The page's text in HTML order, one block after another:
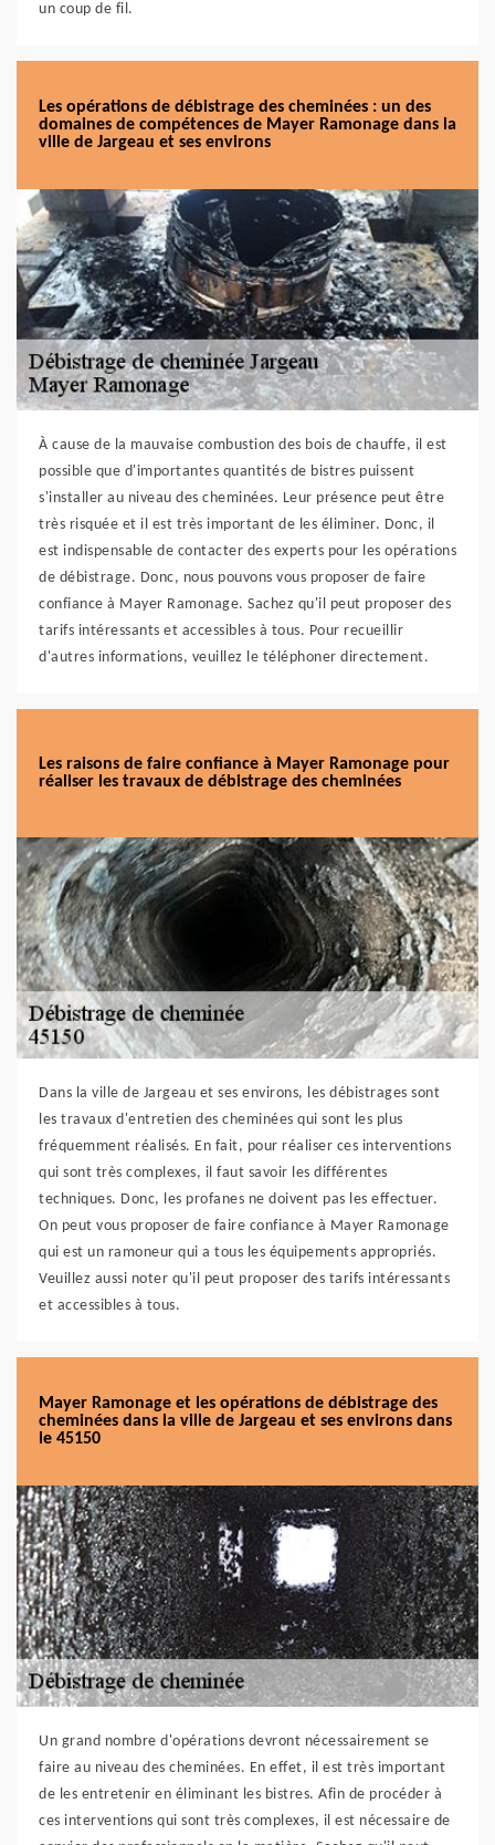
un coup de fil.
Les opérations de débistrage des cheminées : un des
domaines de compétences de Mayer Ramonage dans la
ville de Jargeau et ses environs
À cause de la mauvaise combustion des bois de chauffe, il est
possible que d'importantes quantités de bistres puissent
s'installer au niveau des cheminées. Leur présence peut être
très risquée et il est très important de les éliminer. Donc, il
est indispensable de contacter des experts pour les opérations
de débistrage. Donc, nous pouvons vous proposer de faire
confiance à Mayer Ramonage. Sachez qu'il peut proposer des
tarifs intéressants et accessibles à tous. Pour recueillir
d'autres informations, veuillez le téléphoner directement.
Les raisons de faire confiance à Mayer Ramonage pour
réaliser les travaux de débistrage des cheminées
Dans la ville de Jargeau et ses environs, les débistrages sont
les travaux d'entretien des cheminées qui sont les plus
fréquemment réalisés. En fait, pour réaliser ces interventions
qui sont très complexes, il faut savoir les différentes
techniques. Donc, les profanes ne doivent pas les effectuer.
On peut vous proposer de faire confiance à Mayer Ramonage
qui est un ramoneur qui a tous les équipements appropriés.
Veuillez aussi noter qu'il peut proposer des tarifs intéressants
et accessibles à tous.
Mayer Ramonage et les opérations de débistrage des
cheminées dans la ville de Jargeau et ses environs dans
le 45150
Un grand nombre d'opérations devront nécessairement se
faire au niveau des cheminées. En effet, il est très important
de les entretenir en éliminant les bistres. Afin de procéder à
ces interventions qui sont très complexes, il est nécessaire de